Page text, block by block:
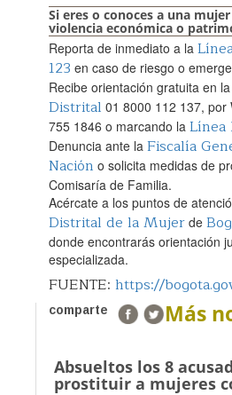
Si eres o conoces a una
violencia económica o
Reporta de inmediato a la
123 en caso de riesgo o
Recibe orientación gratuita en la
Distrital 01 8000 112 137, por
755 1846 o marcando la Línea
Denuncia ante la Fiscalía
Nación o solicita medidas de
Comisaría de Familia.
Acércate a los puntos de
Distrital de la Mujer de
donde encontrarás orientación
especializada.
FUENTE: https://
comparte Más
Absueltos los 8
prostituir a mujeres